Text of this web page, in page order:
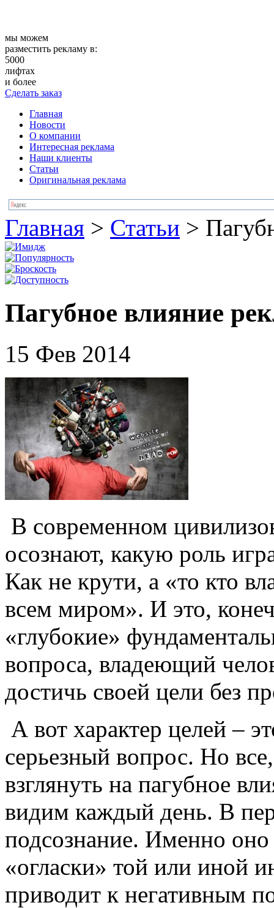
мы можем
разместить рекламу в:
5000
лифтах
и более
Сделать заказ
Главная
Новости
О компании
Интересная реклама
Наши клиенты
Статьи
Оригинальная реклама
Главная > Статьи >
Пагубное влияние
15 Фев 2014
В современном
осознают, какую роль
Как не крути, а «то кто
всем миром». И это,
«глубокие»
вопроса, владеющий
достичь своей цели без
А вот характер целей –
серьезный вопрос. Но
взглянуть на пагубное
видим каждый день. В
подсознание. Именно оно
«огласки» той или иной
приводит к негативным